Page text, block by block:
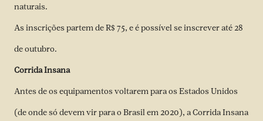
naturais.
As inscrições partem de R$ 75, e é possível se inscrever até 28
de outubro.
Corrida Insana
Antes de os equipamentos voltarem para os Estados Unidos
(de onde só devem vir para o Brasil em 2020), a Corrida Insana